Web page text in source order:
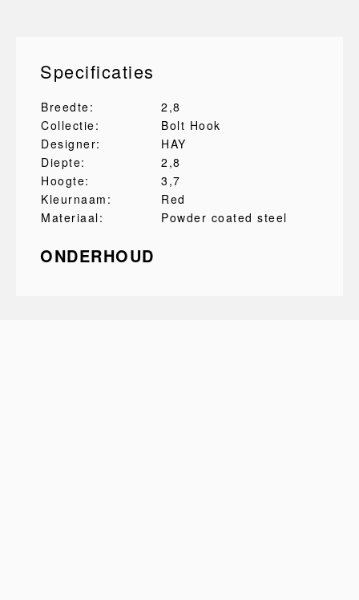
Specificaties
Breedte:
2,8
Collectie:
Bolt Hook
Designer:
HAY
Diepte:
2,8
Hoogte:
3,7
Kleurnaam:
Red
Materiaal:
Powder coated steel
ONDERHOUD